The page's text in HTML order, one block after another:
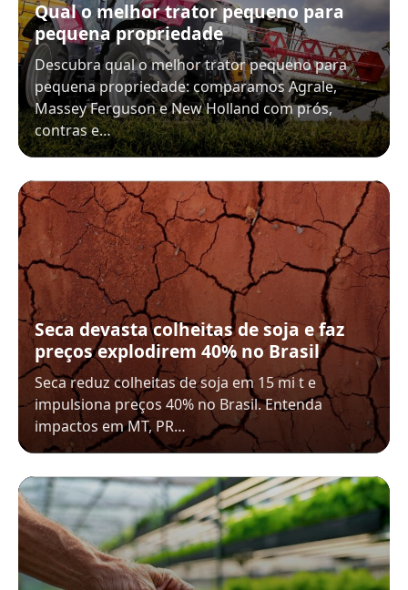
Qual o melhor trator pequeno para
pequena propriedade
Descubra qual o melhor trator pequeno para
pequena propriedade: comparamos Agrale,
Massey Ferguson e New Holland com prós,
contras e…
Seca devasta colheitas de soja e faz
preços explodirem 40% no Brasil
Seca reduz colheitas de soja em 15 mi t e
impulsiona preços 40% no Brasil. Entenda
impactos em MT, PR…